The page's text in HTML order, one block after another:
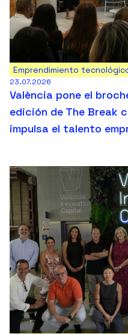
Emprendimiento
23.07.2026
València pone el
edición de The Break
impulsa el talento